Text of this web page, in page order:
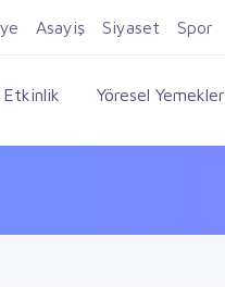
Firma Ekle
Etkinlik Yöresel Yemekler
Asayiş Siyaset Spor